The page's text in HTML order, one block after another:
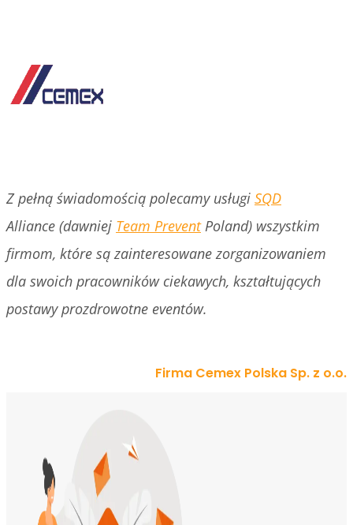
Z pełną świadomością polecamy usługi SQD
Alliance (dawniej Team PreventPoland) wszystkim
firmom, które są zainteresowane zorganizowaniem
dla swoich pracowników ciekawych, kształtujących
postawy prozdrowotne eventów.
Firma Cemex Polska Sp. z o.o.